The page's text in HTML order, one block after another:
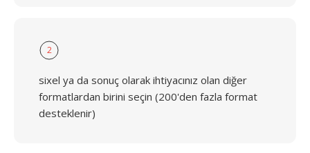
2
sixel ya da sonuç olarak ihtiyacınız olan diğer
formatlardan birini seçin (200'den fazla format
desteklenir)